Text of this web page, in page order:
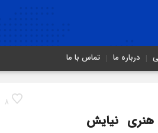
درباره ما تماس با ما
8
نیایش